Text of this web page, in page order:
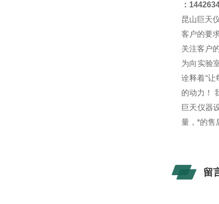
：
昆山巨天
客户的要
关注客户
为向实验
诠释着“
的动力！
巨天仪器
量，*的售
留